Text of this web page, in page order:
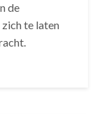
de
te laten